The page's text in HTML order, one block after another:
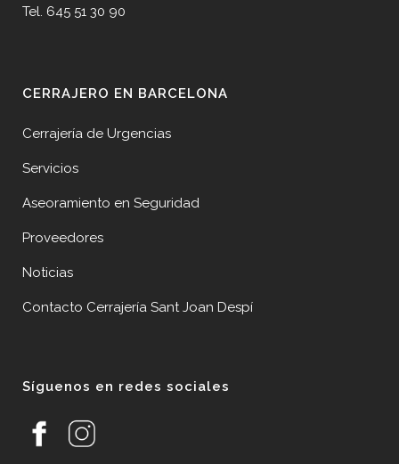
Tel. 645 51 30 90
CERRAJERO EN BARCELONA
Cerrajería de Urgencias
Servicios
Aseoramiento en Seguridad
Proveedores
Noticias
Contacto Cerrajería Sant Joan Despí
Síguenos en redes sociales